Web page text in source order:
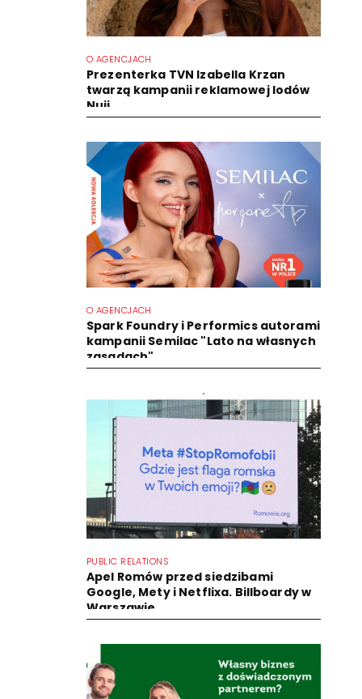
O AGENCJACH
Prezenterka TVN Izabella Krzan
twarzą kampanii reklamowej lodów
Nuii
O AGENCJACH
Spark Foundry i Performics autorami
kampanii Semilac "Lato na własnych
zasadach"
PUBLIC RELATIONS
Apel Romów przed siedzibami
Google, Mety i Netflixa. Billboardy w
Warszawie